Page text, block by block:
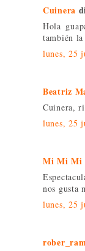
Cuinera
Hola
también la
lunes, 25
Beatriz
Cuinera,
lunes, 25
Mi Mi Mi
nos gusta
lunes, 25